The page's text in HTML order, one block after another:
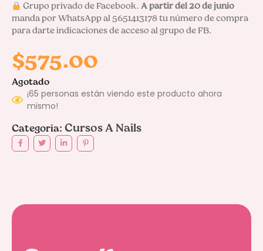
Grupo privado de Facebook. A partir del 20 de junio
manda por WhatsApp al 5651413178 tu número de compra
para darte indicaciones de acceso al grupo de FB.
$575.00
Agotado
¡65 personas están viendo este producto ahora
mismo!
Categoría: Cursos A Nails